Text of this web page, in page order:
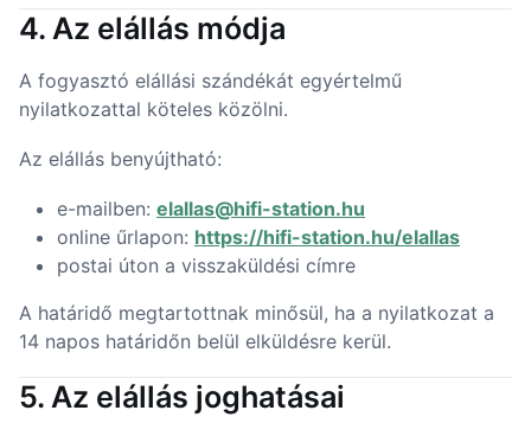
4. Az elállás módja
A fogyasztó elállási szándékát egyértelmű
nyilatkozattal köteles közölni.
Az elállás benyújtható:
e-mailben: elallas@hifi-station.hu
online űrlapon: https://hifi-station.hu/elallas
postai úton a visszaküldési címre
A határidő megtartottnak minősül, ha a nyilatkozat a
14 napos határidőn belül elküldésre kerül.
5. Az elállás joghatásai